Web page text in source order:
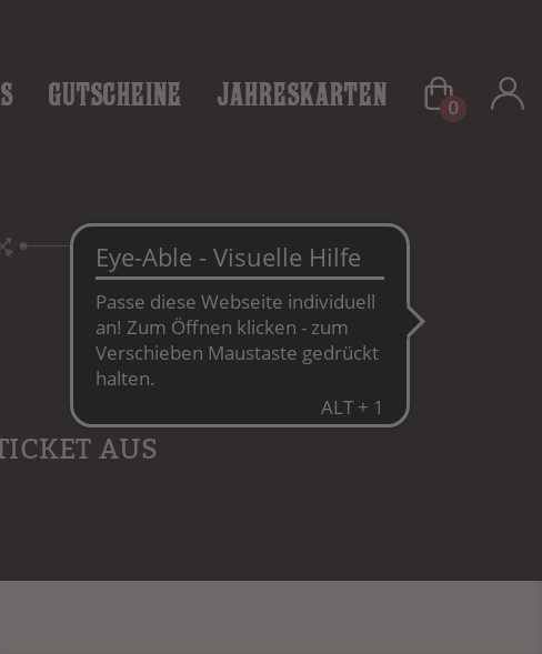
Gutscheine Jahreskarten 0
WARENKORB
AUS